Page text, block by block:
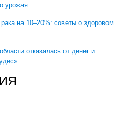
урожая
рака на 10–20%: советы о здоровом
отказалась от денег и